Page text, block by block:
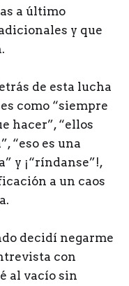
a último
y que
de esta lucha
como “siempre
hacer”, “ellos
“eso es una
y ¡“ríndanse”!,
a un caos
decidí negarme
con
al vacío sin